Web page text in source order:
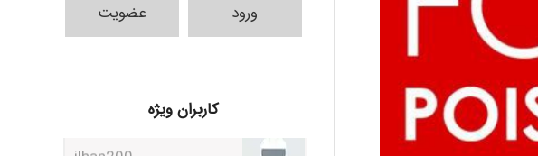
ورود عضویت
کاربران ویژه